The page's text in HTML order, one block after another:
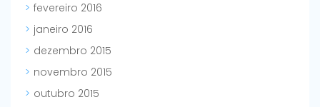
fevereiro 2016
janeiro 2016
dezembro 2015
novembro 2015
outubro 2015